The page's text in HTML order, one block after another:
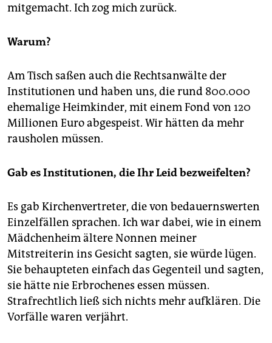
mitgemacht. Ich zog mich zurück.
Warum?
Am Tisch saßen auch die Rechtsanwälte der
Institutionen und haben uns, die rund 800.000
ehemalige Heimkinder, mit einem Fond von 120
Millionen Euro abgespeist. Wir hätten da mehr
rausholen müssen.
Gab es Institutionen, die Ihr Leid bezweifelten?
Es gab Kirchenvertreter, die von bedauernswerten
Einzelfällen sprachen. Ich war dabei, wie in einem
Mädchenheim ältere Nonnen meiner
Mitstreiterin ins Gesicht sagten, sie würde lügen.
Sie behaupteten einfach das Gegenteil und sagten,
sie hätte nie Erbrochenes essen müssen.
Strafrechtlich ließ sich nichts mehr aufklären. Die
Vorfälle waren verjährt.